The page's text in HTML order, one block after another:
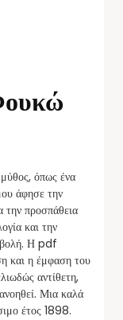
όπως ένα
άφησε την
την προσπάθεια
και την
Η pdf
και η έμφαση του
αντίθετη,
Μια καλά
έτος 1898.